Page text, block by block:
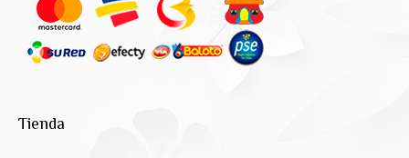
Tienda